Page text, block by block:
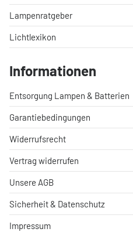
Lampenratgeber
Lichtlexikon
Informationen
Entsorgung Lampen & Batterien
Garantiebedingungen
Widerrufsrecht
Vertrag widerrufen
Unsere AGB
Sicherheit & Datenschutz
Impressum